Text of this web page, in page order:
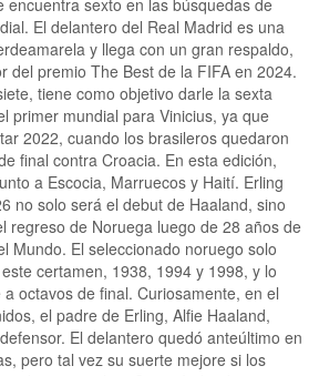
El delantero del Real Madrid es una
y llega con un gran respaldo,
del premio The Best de la FIFA en 2024.
tiene como objetivo darle la sexta
primer mundial para Vinicius, ya que
2022, cuando los brasileros quedaron
final contra Croacia. En esta edición,
a Escocia, Marruecos y Haití. Erling
no solo será el debut de Haaland, sino
regreso de Noruega luego de 28 años de
Mundo. El seleccionado noruego solo
certamen, 1938, 1994 y 1998, y lo
octavos de final. Curiosamente, en el
el padre de Erling, Alfie Haaland,
El delantero quedó anteúltimo en
pero tal vez su suerte mejore si los